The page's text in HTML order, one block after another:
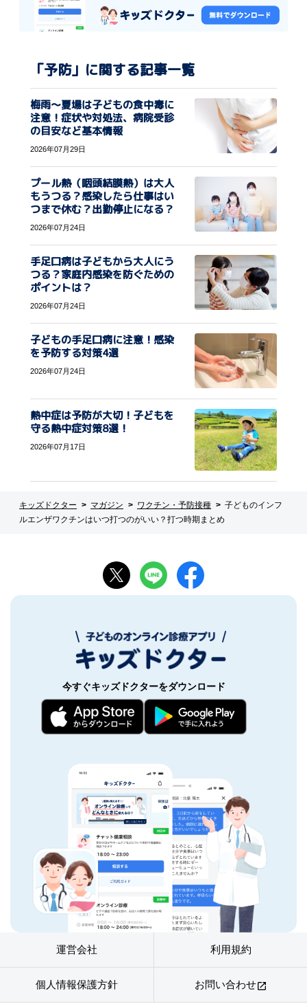
「予防」に関する記事一覧
梅雨〜夏場は子どもの食中毒に
注意！症状や対処法、病院受診
の目安など基本情報
2026年07月29日
プール熱（咽頭結膜熱）は大人
もうつる？感染したら仕事はい
つまで休む？出勤停止になる？
2026年07月24日
手足口病は子どもから大人にう
つる？家庭内感染を防ぐための
ポイントは？
2026年07月24日
子どもの手足口病に注意！感染
を予防する対策4選
2026年07月24日
熱中症は予防が大切！子どもを
守る熱中症対策8選！
2026年07月17日
キッズドクター マガジン ワクチン・予防接種
子どものインフ
ルエンザワクチンはいつ打つのがいい？打つ時期まとめ
今すぐキッズドクターをダウンロード
運営会社 利用規約
個人情報保護方針 お問い合わせopen_in_new